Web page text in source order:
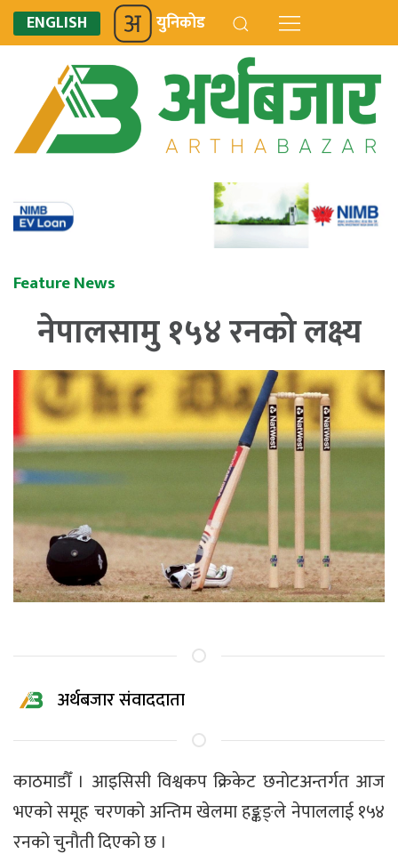
ENGLISH युनिकोड
Feature News
नेपालसामु १५४ रनको लक्ष्य
अर्थबजार संवाददाता
काठमाडौँ । आइसिसी विश्वकप क्रिकेट छनोटअन्तर्गत आज
भएको समूह चरणको अन्तिम खेलमा हङ्कङ्ले नेपाललाई १५४
रनको चुनौती दिएको छ ।